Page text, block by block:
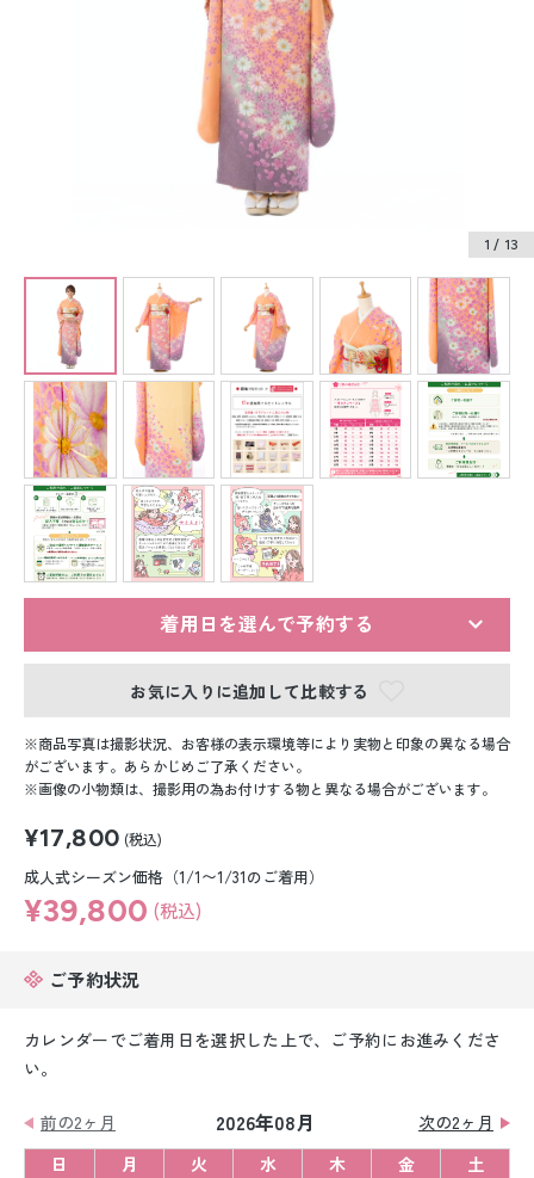
ジュニア着物レンタル
ジュニア洋装レンタル
ベビー洋装レンタル
紋付袴レンタル
留袖レンタル
男性礼装レンタル
白無垢&紋付袴レンタル
引き振袖レンタル
小物販売品
1 / 13
着用日を選んで予約する
お気に入りに追加して比較する
商品写真は撮影状況、お客様の表示環境等により実物と印象の異なる場合
がございます。あらかじめご了承ください。
画像の小物類は、撮影用の為お付けする物と異なる場合がございます。
¥17,800 (税込)
成人式シーズン価格（1/1〜1/31のご着用）
¥39,800 (税込)
ご予約状況
カレンダーでご着用日を選択した上で、ご予約にお進みくださ
い。
前の2ヶ月 2026年08月
次の2ヶ月
日
月 火 水 木 金 土